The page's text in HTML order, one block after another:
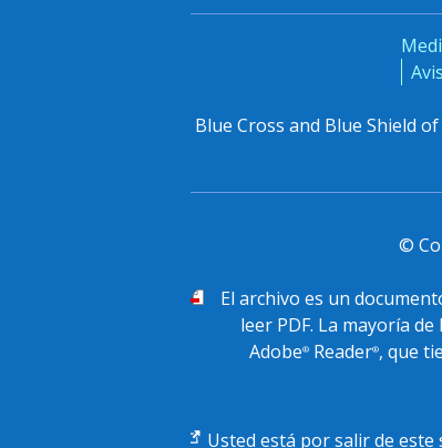
Blue Cross and Blue Shield
©
El archivo PDF
es un
leer PDF. La mayoría
Adobe® Reader®, que
Enlace
Usted está por salir de